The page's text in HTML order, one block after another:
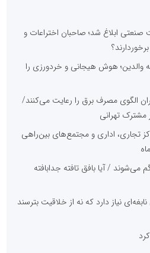
صنعتی ابلاغ شد؛ صاحبان اختراعات و
والدین؛ هوش هیجانی و خردورزی را
الگوی مصرف برق را رعایت می‌کنند/
مراکز تجاری، اداری و مجتمع‌های بین‌راهی
می‌شوند / آیا بافق تافته جدابافته
نیاز دارد که نه از خلاقیت بترسند